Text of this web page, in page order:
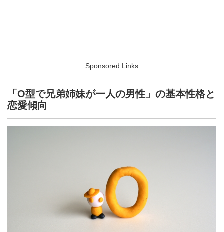
Sponsored Links
「O型で兄弟姉妹が一人の男性」の基本性格と
恋愛傾向